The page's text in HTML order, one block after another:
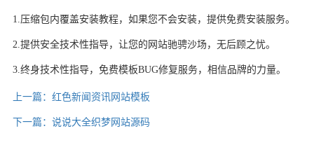
1.压缩包内覆盖安装教程，如果您不会安装，提供免费安装服务。
2.提供安全技术性指导，让您的网站驰骋沙场，无后顾之忧。
3.终身技术性指导，免费模板BUG修复服务，相信品牌的力量。
上一篇：红色新闻资讯网站模板
下一篇：说说大全织梦网站源码